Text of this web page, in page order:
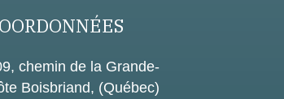
chemin de la Grande-
Boisbriand, (Québec)